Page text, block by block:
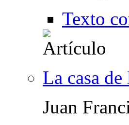
Texto
La casa
Juan